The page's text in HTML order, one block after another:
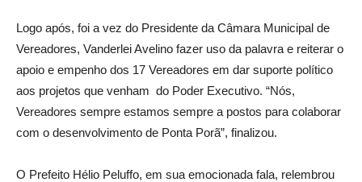
Logo após, foi a vez do Presidente da Câmara Municipal de
Vereadores, Vanderlei Avelino fazer uso da palavra e reiterar o
apoio e empenho dos 17 Vereadores em dar suporte político
aos projetos que venham do Poder Executivo. “Nós,
Vereadores sempre estamos sempre a postos para colaborar
com o desenvolvimento de Ponta Porã”, finalizou.
O Prefeito Hélio Peluffo, em sua emocionada fala, relembrou